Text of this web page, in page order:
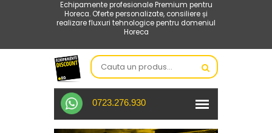
Echipamente profesionale Premium pentru
Horeca. Oferte personalizate, consiliere și
realizare fluxuri tehnologice pentru domeniul
Horeca
0723.276.930